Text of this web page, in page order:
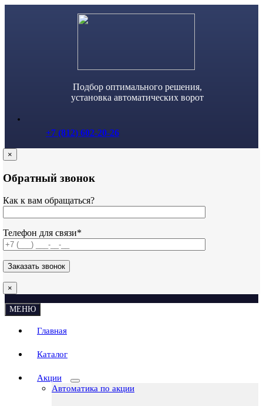
Подбор оптимального решения,
установка автоматических ворот
+7 (812) 602-20-26
×
Обратный звонок
Как к вам обращаться?
Телефон для связи*
×
МЕНЮ
Главная
Каталог
Акции
Автоматика по акции